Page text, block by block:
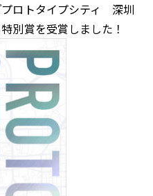
ロトタイプシティ 深圳
別賞を受賞しました！